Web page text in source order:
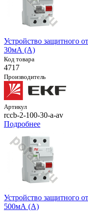
Устройство защитного
30мА (A)
Код товара
4717
Производитель
Артикул
rccb-2-100-30-a-av
Подробнее
Устройство защитного
500мА (A)